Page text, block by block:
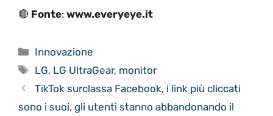
🔴 Fonte: www.everyeye.it
Categorie
Innovazione
Tag
LG, LG UltraGear, monitor
TikTok surclassa Facebook, i link più cliccati
sono i suoi, gli utenti stanno abbandonando il